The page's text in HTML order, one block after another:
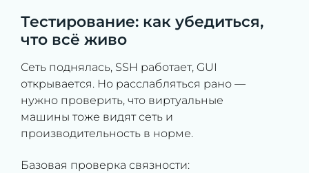
Тестирование: как убедиться,
что всё живо
Сеть поднялась, SSH работает, GUI
открывается. Но расслабляться рано —
нужно проверить, что виртуальные
машины тоже видят сеть и
производительность в норме.
Базовая проверка связности: